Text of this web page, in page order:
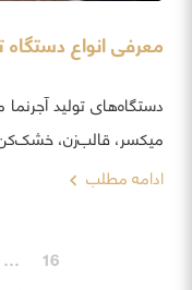
معرفی انواع دستگاه
دستگاه‌های تولید
میکسر، قالب‌زن،
ادامه مطلب
…
16